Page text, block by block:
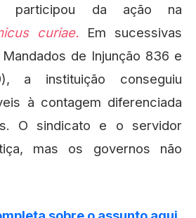
participou da ação na
curiae. Em sucessivas
de Injunção 836 e
a instituição conseguiu
à contagem diferenciada
O sindicato e o servidor
mas os governos não